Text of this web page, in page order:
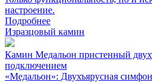
настроение.
Подробнее
Изразцовый камин
Камин Медальон пристенный
подключением
«Медальон»: Двухъярусная